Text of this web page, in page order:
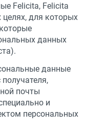
Felicita, Felicita
целях, для которых
данных
данные
почты
и
персональных